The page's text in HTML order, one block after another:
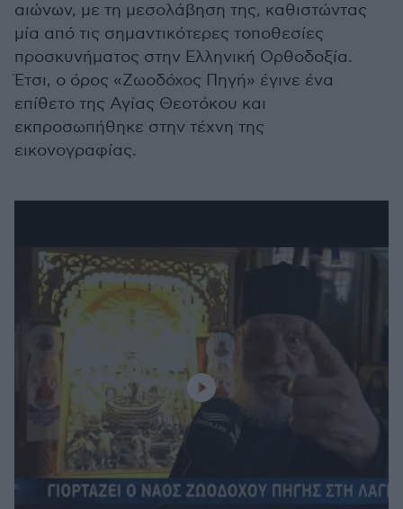
αιώνων, με τη μεσολάβηση της, καθιστώντας
μία από τις σημαντικότερες τοποθεσίες
προσκυνήματος στην Ελληνική Ορθοδοξία.
Έτσι, ο όρος «Ζωοδόχος Πηγή» έγινε ένα
επίθετο της Αγίας Θεοτόκου και
εκπροσωπήθηκε στην τέχνη της
εικονογραφίας.